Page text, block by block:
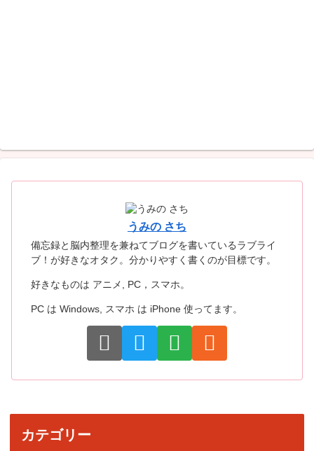
うみの さち
備忘録と脳内整理を兼ねてブログを書いているラブライ
ブ！が好きなオタク。分かりやすく書くのが目標です。
好きなものは アニメ, PC，スマホ。
PC は Windows, スマホ は iPhone 使ってます。
カテゴリー